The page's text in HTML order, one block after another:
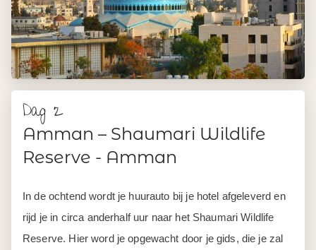
Dag 2
Amman – Shaumari Wildlife
Reserve - Amman
In de ochtend wordt je huurauto bij je hotel afgeleverd en
rijd je in circa anderhalf uur naar het Shaumari Wildlife
Reserve. Hier word je opgewacht door je gids, die je zal